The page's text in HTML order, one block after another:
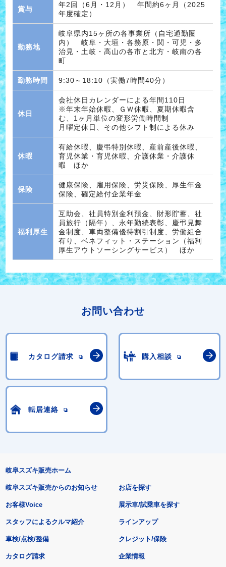
賞与
年2回（6月・12月） 年間約6ヶ月（2025
年度確定）
勤務地
岐阜県内15ヶ所の各事業所（自宅通勤圏
内） 岐阜・大垣・各務原・関・可児・多
治見・土岐・高山の各市と北方・岐南の各
町
勤務時間 9:30～18:10（実働7時間40分）
休日
会社休日カレンダーによる年間110日
※年末年始休暇、ＧＷ休暇、夏期休暇含
む、1ヶ月単位の変形労働時間制
月曜定休日、その他シフト制による休み
休暇
有給休暇、慶弔特別休暇、産前産後休暇、
育児休業・育児休暇、介護休業・介護休
暇 ほか
保険
健康保険、雇用保険、労災保険、厚生年金
保険、確定給付企業年金
福利厚生
互助会、社員特別金利預金、財形貯蓄、社
員旅行（隔年）、永年勤続表彰、慶弔見舞
金制度、車両整備優待割引制度、労働組合
有り、ベネフィット・ステーション（福利
厚生アウトソーシングサービス） ほか
お問い合わせ
カタログ請求 購入相談
転居連絡
岐阜スズキ販売ホーム
岐阜スズキ販売からのお知らせ
お客様Voice
スタッフによるクルマ紹介
お店を探す
展示車/試乗車を探す
ラインアップ
車検/点検/整備 クレジット/保険
カタログ請求 企業情報